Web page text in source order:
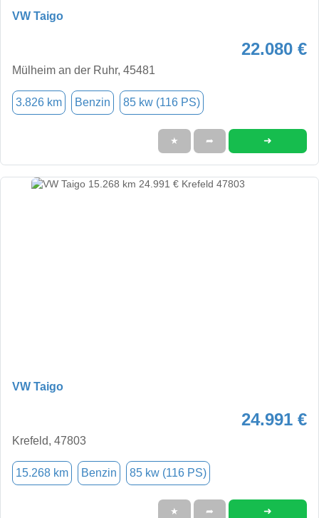
VW Taigo
22.080 €
Mülheim an der Ruhr, 45481
3.826 km Benzin 85 kw (116 PS)
★ ➦ ➜
VW Taigo
24.991 €
Krefeld, 47803
15.268 km Benzin 85 kw (116 PS)
★ ➦ ➜